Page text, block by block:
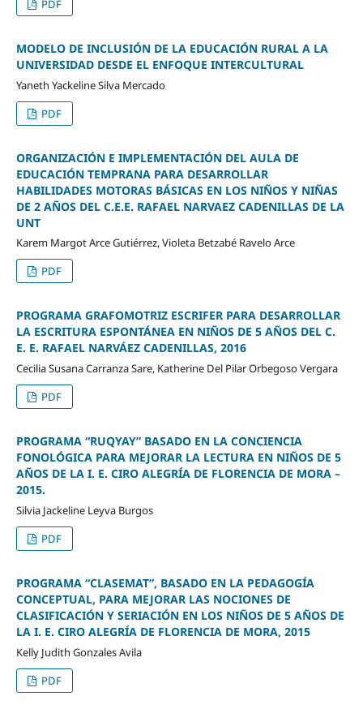
PDF
MODELO DE INCLUSIÓN DE LA EDUCACIÓN RURAL A LA
UNIVERSIDAD DESDE EL ENFOQUE INTERCULTURAL
Yaneth Yackeline Silva Mercado
PDF
ORGANIZACIÓN E IMPLEMENTACIÓN DEL AULA DE
EDUCACIÓN TEMPRANA PARA DESARROLLAR
HABILIDADES MOTORAS BÁSICAS EN LOS NIÑOS Y NIÑAS
DE 2 AÑOS DEL C.E.E. RAFAEL NARVAEZ CADENILLAS DE LA
UNT
Karem Margot Arce Gutiérrez, Violeta Betzabé Ravelo Arce
PDF
PROGRAMA GRAFOMOTRIZ ESCRIFER PARA DESARROLLAR
LA ESCRITURA ESPONTÁNEA EN NIÑOS DE 5 AÑOS DEL C.
E. E. RAFAEL NARVÁEZ CADENILLAS, 2016
Cecilia Susana Carranza Sare, Katherine Del Pilar Orbegoso Vergara
PDF
PROGRAMA “RUQYAY” BASADO EN LA CONCIENCIA
FONOLÓGICA PARA MEJORAR LA LECTURA EN NIÑOS DE 5
AÑOS DE LA I. E. CIRO ALEGRÍA DE FLORENCIA DE MORA –
2015.
Silvia Jackeline Leyva Burgos
PDF
PROGRAMA “CLASEMAT”, BASADO EN LA PEDAGOGÍA
CONCEPTUAL, PARA MEJORAR LAS NOCIONES DE
CLASIFICACIÓN Y SERIACIÓN EN LOS NIÑOS DE 5 AÑOS DE
LA I. E. CIRO ALEGRÍA DE FLORENCIA DE MORA, 2015
Kelly Judith Gonzales Avila
PDF